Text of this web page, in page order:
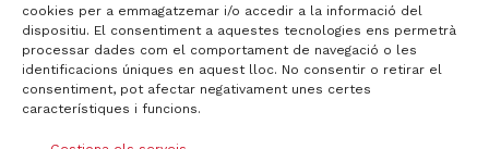
cookies per a emmagatzemar i/o accedir a la informació del
dispositiu. El consentiment a aquestes tecnologies ens permetrà
processar dades com el comportament de navegació o les
identificacions úniques en aquest lloc. No consentir o retirar el
consentiment, pot afectar negativament unes certes
característiques i funcions.